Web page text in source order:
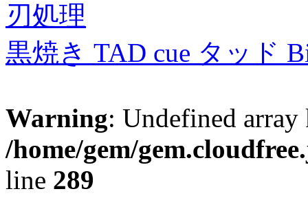
刃処理
黒焼き TAD cue タッド
Warning: Undefined
/home/gem/
line 289